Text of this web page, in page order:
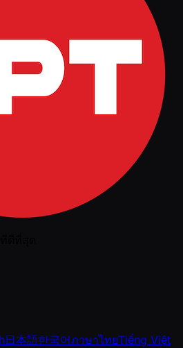
日本語한국어ภาษาไทยTiếng Việt